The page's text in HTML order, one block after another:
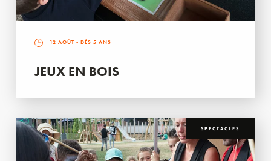
12 AOÛT - DÈS 5 ANS
JEUX EN BOIS
SPECTACLES